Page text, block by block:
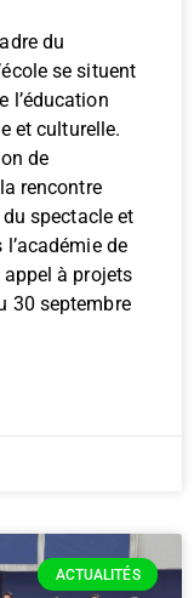
du
se situent
l’éducation
et culturelle.
de
rencontre
spectacle et
de
appel à projets
30 septembre
ACTUALITÉS